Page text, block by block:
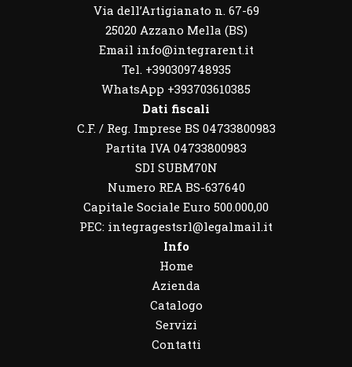
Via dell’Artigianato n. 67-69
25020 Azzano Mella (BS)
Email info@integrarent.it
Tel. +390309748935
WhatsApp +393703610385
Dati fiscali
C.F. / Reg. Imprese BS 04733800983
Partita IVA 04733800983
SDI SUBM70N
Numero REA BS-637640
Capitale Sociale Euro 500.000,00
PEC: integragestsrl@legalmail.it
Info
Home
Azienda
Catalogo
Servizi
Contatti